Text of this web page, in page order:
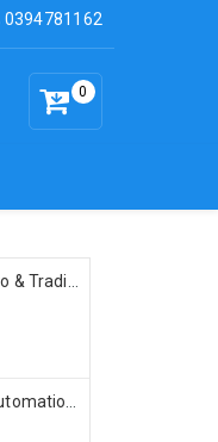
0394781162
0